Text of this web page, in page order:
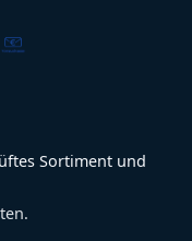
Sortiment und